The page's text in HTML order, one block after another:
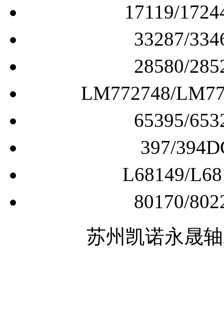
17119/
33287/
28580/
LM772748/
65395/
397/
L68149/
80170/
苏州凯诺永晟